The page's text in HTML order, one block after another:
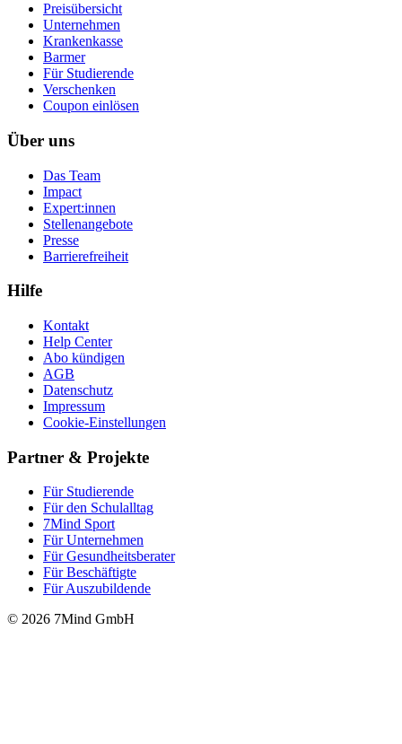
Preisübersicht
Unternehmen
Krankenkasse
Barmer
Für Studierende
Ver­schen­ken
Coupon einlösen
Über uns
Das Team
Impact
Expert:innen
Stellenangebote
Presse
Barrierefreiheit
Hilfe
Kontakt
Help Center
Abo kündigen
AGB
Datenschutz
Impressum
Cookie-Einstellungen
Partner & Projekte
Für Stu­die­rende
Für den Schulalltag
7Mind Sport
Für Unter­neh­men
Für Gesund­heits­be­ra­ter
Für Beschäftigte
Für Auszubildende
© 2026 7Mind GmbH